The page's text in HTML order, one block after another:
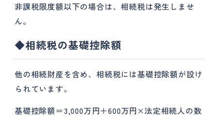
非課税限度額以下の場合は、相続税は発生しませ
ん。
◆相続税の基礎控除額
他の相続財産を含め、相続税には基礎控除額が設け
られています。
基礎控除額＝3,000万円＋600万円×法定相続人の数